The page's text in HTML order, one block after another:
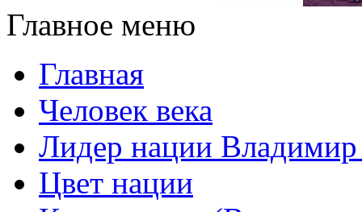
Главное меню
Главная
Человек века
Лидер нации
Цвет нации